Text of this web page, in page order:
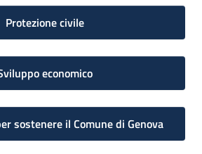
Protezione civile
economico
sostenere il Comune di Genova